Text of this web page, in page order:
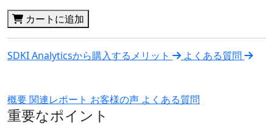
カートに追加
SDKI Analyticsから購入するメリット よくある質問
概要関連レポート お客様の声 よくある質問
重要なポイント